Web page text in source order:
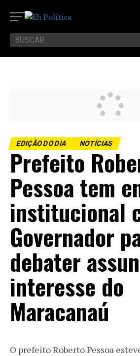
EDIÇÃO DO DIA NOTÍCIAS
Prefeito
Pessoa tem
institucional
Governador
debater
interesse do
Maracanaú
O prefeito Roberto Pessoa